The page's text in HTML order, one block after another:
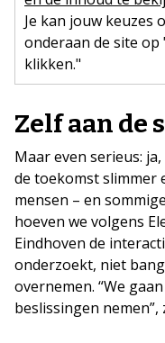
Je kan jouw keuzes
onderaan de site
klikken."
Zelf aan de
Maar even serieus:
de toekomst slimmer
mensen – en
hoeven we volgens
Eindhoven de
onderzoekt, niet
overnemen. “We
beslissingen nemen”,